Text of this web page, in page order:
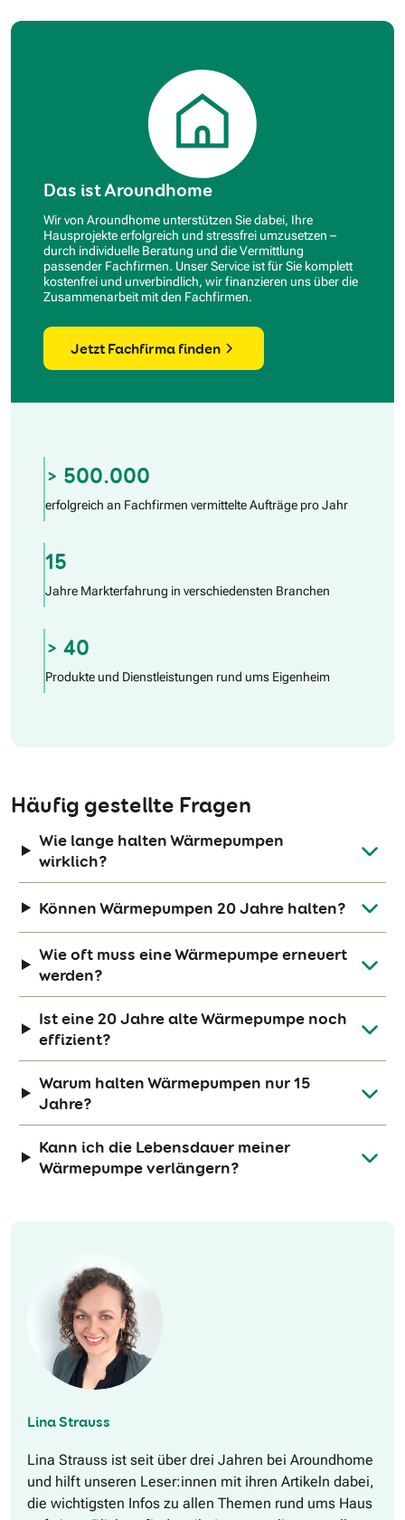
Das ist Aroundhome
Wir von Aroundhome unterstützen Sie dabei, Ihre
Hausprojekte erfolgreich und stressfrei umzusetzen –
durch individuelle Beratung und die Vermittlung
passender Fachfirmen. Unser Service ist für Sie komplett
kostenfrei und unverbindlich, wir finanzieren uns über die
Zusammenarbeit mit den Fachfirmen.
Jetzt Fachfirma finden
> 500.000
erfolgreich an Fachfirmen vermittelte Aufträge pro Jahr
15
Jahre Markterfahrung in verschiedensten Branchen
> 40
Produkte und Dienstleistungen rund ums Eigenheim
Häufig gestellte Fragen
Wie lange halten Wärmepumpen
wirklich?
Können Wärmepumpen 20 Jahre halten?
Wie oft muss eine Wärmepumpe erneuert
werden?
Ist eine 20 Jahre alte Wärmepumpe noch
effizient?
Warum halten Wärmepumpen nur 15
Jahre?
Kann ich die Lebensdauer meiner
Wärmepumpe verlängern?
Lina Strauss
Lina Strauss ist seit über drei Jahren bei Aroundhome
und hilft unseren Leser:innen mit ihren Artikeln dabei,
die wichtigsten Infos zu allen Themen rund ums Haus